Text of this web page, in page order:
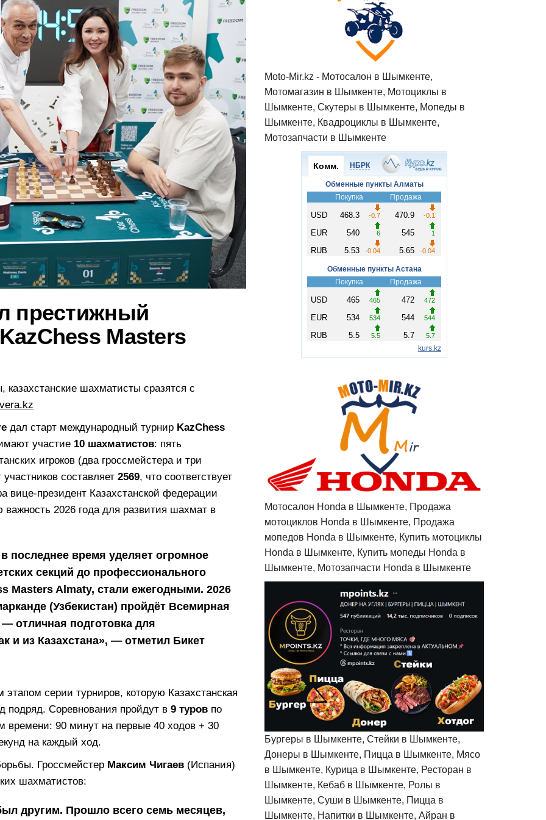
престижный
Masters
шахматисты сразятся с
vera.kz
дал старт международный турнир KazChess
участие 10 шахматистов: пять
игроков (два гроссмейстера и три
составляет 2569, что соответствует
вице-президент Казахстанской федерации
2026 года для развития шахмат в
последнее время уделяет огромное
секций до профессионального
Masters Almaty, стали ежегодными. 2026
(Узбекистан) пройдёт Всемирная
отличная подготовка для
и из Казахстана», — отметил Бикет
серии турниров, которую Казахстанская
подряд. Соревнования пройдут в 9 туров по
времени: 90 минут на первые 40 ходов + 30
на каждый ход.
Гроссмейстер Максим Чигаев (Испания)
шахматистов:
другим. Прошло всего семь месяцев,
Moto-Mir.kz - Мотосалон в Шымкенте,
Мотомагазин в Шымкенте, Мотоциклы в
Шымкенте, Скутеры в Шымкенте, Мопеды в
Шымкенте, Квадроциклы в Шымкенте,
Мотозапчасти в Шымкенте
Мотосалон Honda в Шымкенте, Продажа
мотоциклов Honda в Шымкенте, Продажа
мопедов Honda в Шымкенте, Купить мотоциклы
Honda в Шымкенте, Купить мопеды Honda в
Шымкенте, Мотозапчасти Honda в Шымкенте
Бургеры в Шымкенте, Стейки в Шымкенте,
Донеры в Шымкенте, Пицца в Шымкенте, Мясо
в Шымкенте, Курица в Шымкенте, Ресторан в
Шымкенте, Кебаб в Шымкенте, Ролы в
Шымкенте, Суши в Шымкенте, Пицца в
Шымкенте, Напитки в Шымкенте, Айран в